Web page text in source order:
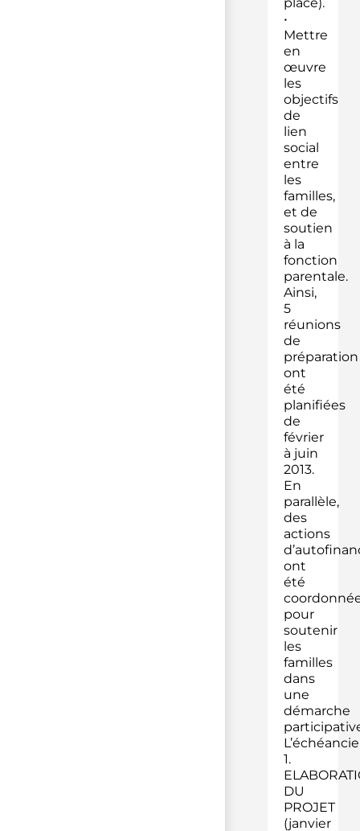
•
Mettre
en
œuvre
les
objectifs
de
lien
social
entre
les
familles,
et de
soutien
à la
fonction
parentale.
Ainsi,
5
réunions
de
préparation
ont
été
planifiées
de
février
à juin
2013.
En
parallèle,
des
actions
ont
été
pour
soutenir
les
familles
dans
une
démarche
1.
DU
PROJET
(janvier